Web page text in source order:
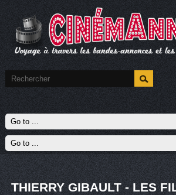
THIERRY GIBAULT - LES